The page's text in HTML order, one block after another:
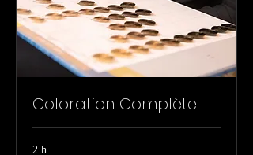
Coloration Complète
2 h